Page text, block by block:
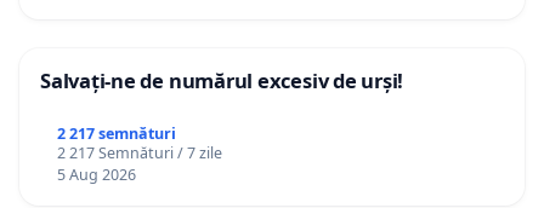
finalizate în proporție de circa 90%;
proiecte de reabilitare - Primăria Municipiului
Sfântu Gheorghe și firma care a executat lucrările,
Salvați-ne de numărul excesiv de urși!
2 217 semnături
2 217 Semnături / 7 zile
5 Aug 2026